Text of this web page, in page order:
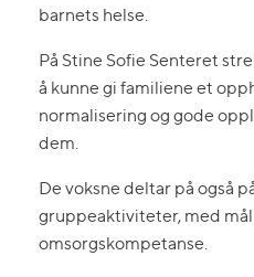
barnets helse.
På Stine Sofie Senteret
å kunne gi familiene et
normalisering og gode
dem.
De voksne deltar på også
gruppeaktiviteter, med
omsorgskompetanse.